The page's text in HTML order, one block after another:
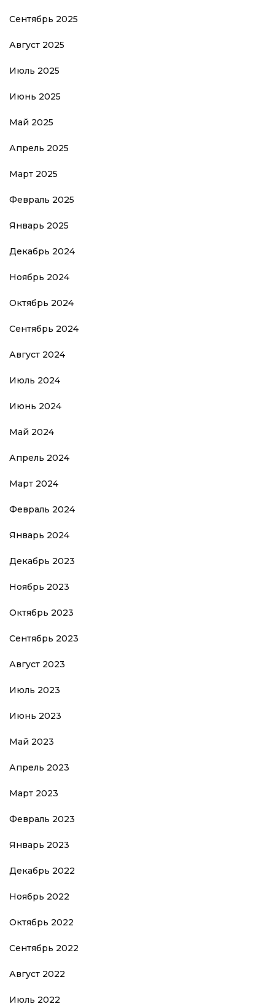
Сентябрь 2025
Август 2025
Июль 2025
Июнь 2025
Май 2025
Апрель 2025
Март 2025
Февраль 2025
Январь 2025
Декабрь 2024
Ноябрь 2024
Октябрь 2024
Сентябрь 2024
Август 2024
Июль 2024
Июнь 2024
Май 2024
Апрель 2024
Март 2024
Февраль 2024
Январь 2024
Декабрь 2023
Ноябрь 2023
Октябрь 2023
Сентябрь 2023
Август 2023
Июль 2023
Июнь 2023
Май 2023
Апрель 2023
Март 2023
Февраль 2023
Январь 2023
Декабрь 2022
Ноябрь 2022
Октябрь 2022
Сентябрь 2022
Август 2022
Июль 2022